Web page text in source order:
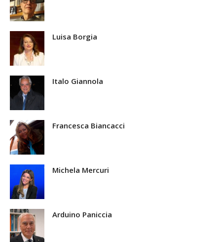
Luisa Borgia
Italo Giannola
Francesca Biancacci
Michela Mercuri
Arduino Paniccia